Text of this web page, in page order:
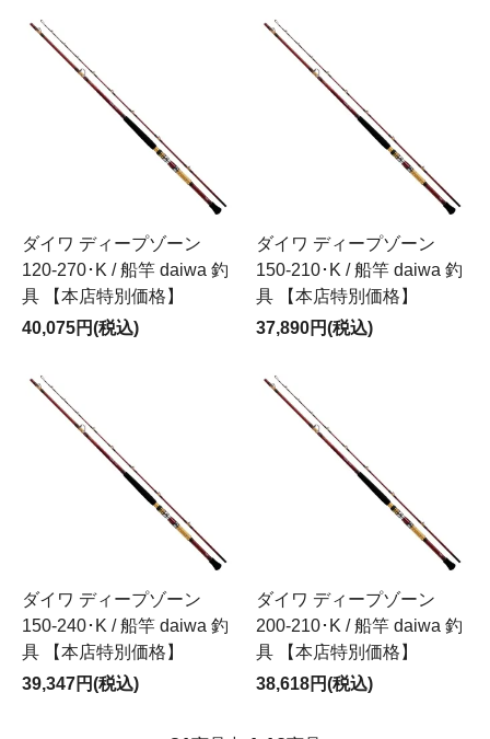
ダイワ ディープゾーン
120-270･K / 船竿 daiwa 釣
具 【本店特別価格】
40,075円(税込)
ダイワ ディープゾーン
150-210･K / 船竿 daiwa 釣
具 【本店特別価格】
37,890円(税込)
ダイワ ディープゾーン
150-240･K / 船竿 daiwa 釣
具 【本店特別価格】
39,347円(税込)
ダイワ ディープゾーン
200-210･K / 船竿 daiwa 釣
具 【本店特別価格】
38,618円(税込)